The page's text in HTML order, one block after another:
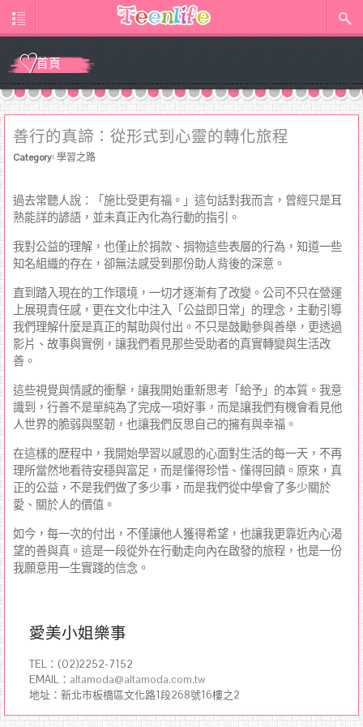
首頁
善行的真諦：從形式到心靈的轉化旅程
Category: 學習之路
過去常聽人說：「施比受更有福。」這句話對我而言，曾經只是耳
熟能詳的諺語，並未真正內化為行動的指引。
我對公益的理解，也僅止於捐款、捐物這些表層的行為，知道一些
知名組織的存在，卻無法感受到那份助人背後的深意。
直到踏入現在的工作環境，一切才逐漸有了改變。公司不只在營運
上展現責任感，更在文化中注入「公益即日常」的理念，主動引導
我們理解什麼是真正的幫助與付出。不只是鼓勵參與善舉，更透過
影片、故事與實例，讓我們看見那些受助者的真實轉變與生活改
善。
這些視覺與情感的衝擊，讓我開始重新思考「給予」的本質。我意
識到，行善不是單純為了完成一項好事，而是讓我們有機會看見他
人世界的脆弱與堅韌，也讓我們反思自己的擁有與幸福。
在這樣的歷程中，我開始學習以感恩的心面對生活的每一天，不再
理所當然地看待安穩與富足，而是懂得珍惜、懂得回饋。原來，真
正的公益，不是我們做了多少事，而是我們從中學會了多少關於
愛、關於人的價值。
如今，每一次的付出，不僅讓他人獲得希望，也讓我更靠近內心渴
望的善與真。這是一段從外在行動走向內在啟發的旅程，也是一份
我願意用一生實踐的信念。
愛美小姐樂事
TEL：(02)2252-7152
EMAIL： altamoda@altamoda.com.tw
地址：新北市板橋區文化路1段268號16樓之2